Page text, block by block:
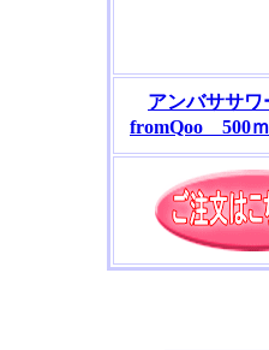
アンバササワ
fromQoo 500